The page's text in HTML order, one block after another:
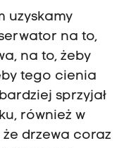
uzyskamy
na to,
na to, żeby
tego cienia
sprzyjał
również w
drzewa coraz